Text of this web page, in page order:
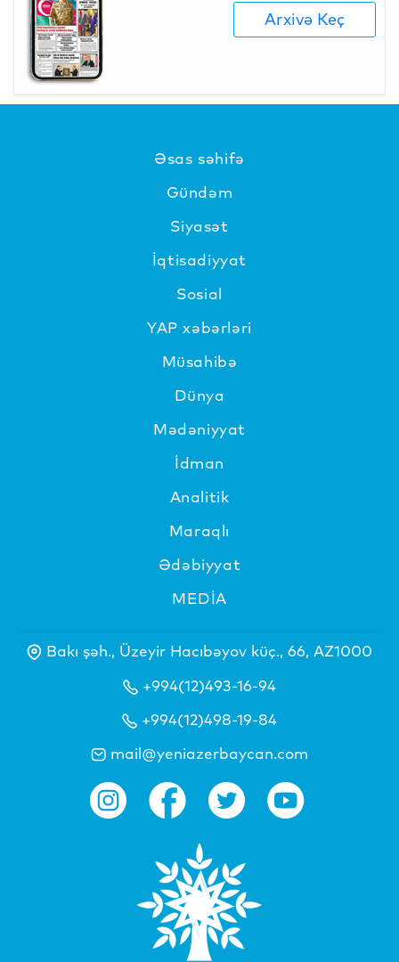
Arxivə Keç
Əsas səhifə
Gündəm
Siyasət
İqtisadiyyat
Sosial
YAP xəbərləri
Müsahibə
Dünya
Mədəniyyat
İdman
Analitik
Maraqlı
Ədəbiyyat
MEDİA
Bakı şəh., Üzeyir Hacıbəyov küç., 66, AZ1000
+994(12)493-16-94
+994(12)498-19-84
mail@yeniazerbaycan.com